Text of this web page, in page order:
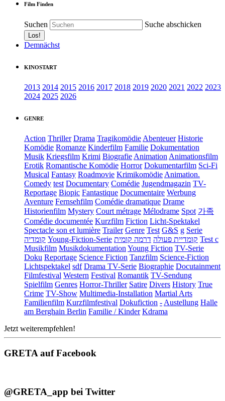
Film Finden
Suchen Suche abschicken
Demnächst
KINOSTART
2013 2014 2015 2016 2017 2018 2019 2020 2021 2022 2023
2024 2025 2026
GENRE
Action Thriller Drama Tragikomödie Abenteuer Historie
Komödie Romanze Kinderfilm Familie Dokumentation
Musik Kriegsfilm Krimi Biografie Animation Animationsfilm
Erotik Romantische Komödie Horror Dokumentarfilm Sci-Fi
Musical Fantasy Roadmovie Krimikomödie Animation.
Comedy test Documentary Comédie Jugendmagazin TV-
Reportage Biopic Fantastique Documentaire Werbung
Aventure Fernsehfilm Comédie dramatique Drame
Historienfilm Mystery Court métrage Mélodrame Spot 가족
Comédie documentée Kurzfilm Fiction Licht-Spektakel
Spectacle son et lumière Trailer Genre Test G&S g Serie
קומדיה Young-Fiction-Serie קומדיית פעולה דרמה קומית
Test c
Musikfilm Musikdokumentation Young Fiction TV-Serie
Doku Reportage Science Fiction Tanzfilm Science-Fiction
Lichtspektakel sdf Drama TV-Serie Biographie Docutainment
Filmfestival Western Festival Romantik TV-Sendung
Spielfilm Genres Horror-Thriller Satire Divers History True
Crime TV-Show Multimedia-Installation Martial Arts
Familienfilm Kurzfilmfestival Dokufiction - Austellung Halle
am Berghain Berlin Familie / Kinder Kdrama
Jetzt weiterempfehlen!
GRETA auf Facebook
@GRETA_app bei Twitter